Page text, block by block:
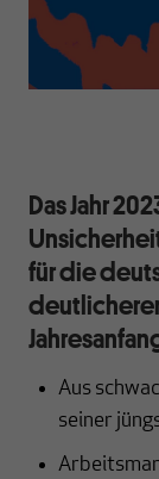
Das Jahr
für die
Aus
seiner